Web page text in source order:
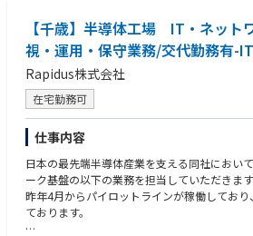
■当ポジションのやりがい：
①生産戦略を担う重要な役割
単なる委託先管理ではなく、EMS活用戦略の
し、アドバンテストの将来の生産体制構築に直
②部門横断で事業成長に貢献
開発・調達・品質・生産など多くの部門と連
や事業成長を支える重要な役割を担います。
③キャリアの幅を広げられる
EMS管理、生産企画、サプライチェーン戦
ができます。
■働き方：
・想定残業時間：月25時間程度（繁忙期には
【千歳】半導体工場 IT・ネット
視・運用・保守業務/交代勤務有-
Rapidus株式会社
在宅勤務可
仕事内容
日本の最先端半導体産業を支える同社におい
ーク基盤の以下の業務を担当していただきます
昨年4月からパイロットラインが稼働してお
ております。